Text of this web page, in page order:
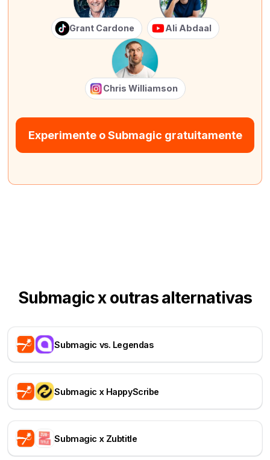
Grant Cardone Ali Abdaal
Chris Williamson
Experimente o Submagic gratuitamente
Submagic x outras alternativas
Submagic vs. Legendas
Submagic x HappyScribe
Submagic x Zubtitle